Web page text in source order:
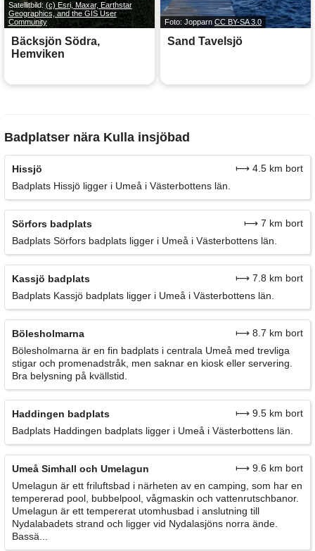
Satellitbild: (c) Esri, Maxar, Earthstar
Geographics, and the GIS User
Community
Bäcksjön Södra,
Hemviken
Foto: Jopparn CC BY-SA 3.0
Sand Tavelsjö
Badplatser nära Kulla insjöbad
Hissjö
⟼ 4.5 km bort
Badplats Hissjö ligger i Umeå i Västerbottens län.
Sörfors badplats
⟼ 7 km bort
Badplats Sörfors badplats ligger i Umeå i Västerbottens län.
Kassjö badplats
⟼ 7.8 km bort
Badplats Kassjö badplats ligger i Umeå i Västerbottens län.
Bölesholmarna
⟼ 8.7 km bort
Bölesholmarna är en fin badplats i centrala Umeå med trevliga
stigar och promenadstråk, men saknar en kiosk eller servering.
Bra belysning på kvällstid.
Haddingen badplats
⟼ 9.5 km bort
Badplats Haddingen badplats ligger i Umeå i Västerbottens län.
Umeå Simhall och Umelagun
⟼ 9.6 km bort
Umelagun är ett friluftsbad i närheten av en camping, som har en
tempererad pool, bubbelpool, vågmaskin och vattenrutschbanor.
Umelagun är ett tempererat utomhusbad i anslutning till
Nydalabadets strand och ligger vid Nydalasjöns norra ände.
Bassä...